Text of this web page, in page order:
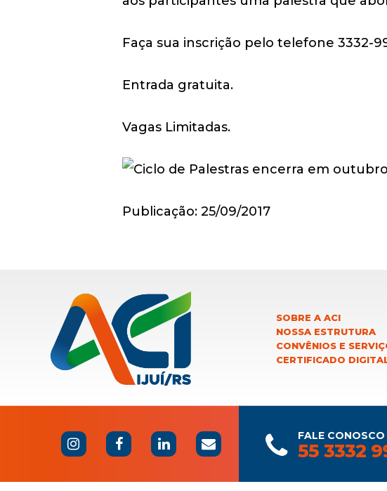
Faça sua inscrição pelo telefone 3332-
Entrada gratuita.
Vagas Limitadas.
Publicação: 25/09/2017
SOBRE A ACI
NOSSA ESTRUTURA
CONVÊNIOS E
CERTIFICADO
FALE CONOSCO
55 3332